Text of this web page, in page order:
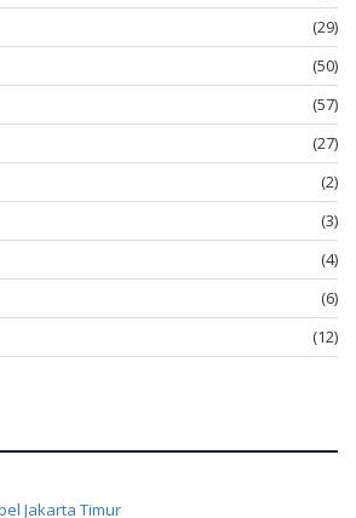
(29)
(50)
(57)
(27)
(2)
(3)
(4)
(6)
(12)